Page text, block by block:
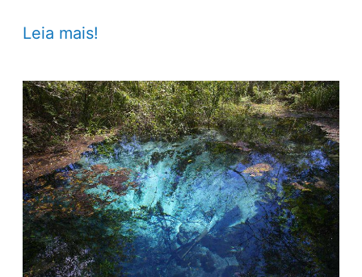
Dicas
grutas,
cachoeiras
e
balneários
para
conhecer
Leia mais!